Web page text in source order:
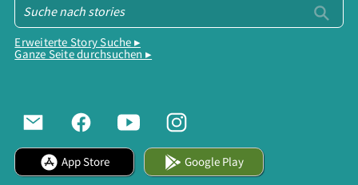
Erweiterte Story Suche ▸
Ganze Seite durchsuchen ▸
App Store Google Play